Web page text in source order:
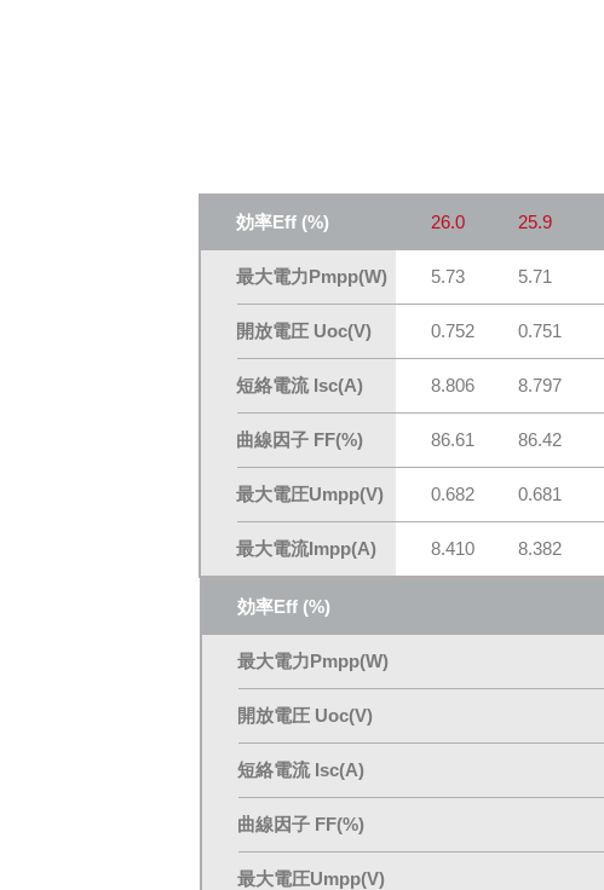
効率Eff (%) 26.0 25.9
最大電力Pmpp(W) 5.73 5.71
開放電圧 Uoc(V) 0.752 0.751
短絡電流 Isc(A) 8.806 8.797
曲線因子 FF(%) 86.61 86.42
最大電圧Umpp(V) 0.682 0.681
最大電流Impp(A) 8.410 8.382
効率Eff (%)
最大電力Pmpp(W)
開放電圧 Uoc(V)
短絡電流 Isc(A)
曲線因子 FF(%)
最大電圧Umpp(V)